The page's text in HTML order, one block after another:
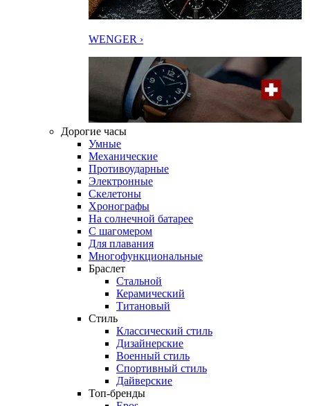
WENGER ›
Дорогие часы
Умные
Механические
Противоударные
Электронные
Скелетоны
Хронографы
На солнечной батарее
С шагомером
Для плавания
Многофункциональные
Браслет
Стальной
Керамический
Титановый
Стиль
Классический стиль
Дизайнерские
Военный стиль
Спортивный стиль
Дайверские
Топ-бренды